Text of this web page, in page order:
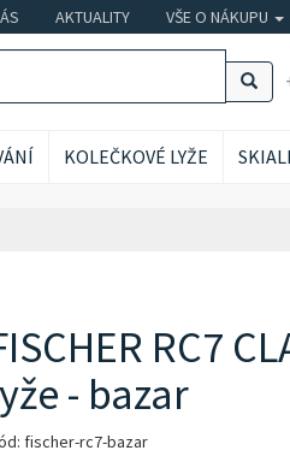
AKTUALITY VŠE O NÁKUPU
KOLEČKOVÉ LYŽE
RC7
- bazar
fischer-rc7-bazar